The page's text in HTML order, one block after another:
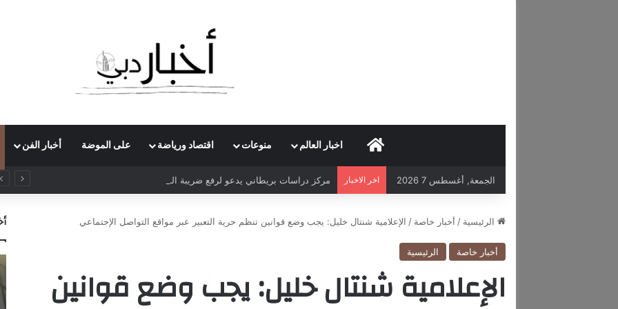
اخبار العالم منوعات اقتصاد ورياضة على الموضة أخبار الفن
الجمعة, أغسطس 7 2026 اخر الاخبار مركز دراسات بريطاني يدعو لرفع ضريبة الدخل إلى 52%
الرئيسية / أخبار خاصة / الإعلامية شنتال خليل: يجب وضع قوانين تنظم حرية التعبير عبر مواقع التواصل الإجتماعي
أخبار خاصة الرئيسية
الإعلامية شنتال خليل: يجب وضع قوانين